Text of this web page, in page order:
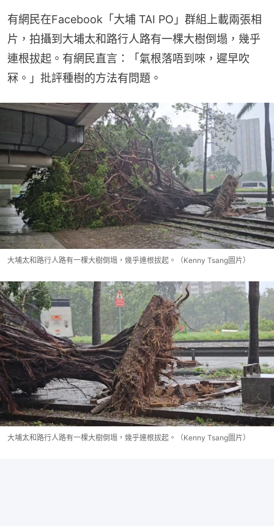
有網民在Facebook「大埔 TAI PO」群組上載兩張相
片，拍攝到大埔太和路行人路有一棵大樹倒塌，幾乎
連根拔起。有網民直言：「氣根落唔到唻，遲早吹
冧。」批評種樹的方法有問題。
大埔太和路行人路有一棵大樹倒塌，幾乎連根拔起。（Kenny Tsang圖片）
大埔太和路行人路有一棵大樹倒塌，幾乎連根拔起。（Kenny Tsang圖片）